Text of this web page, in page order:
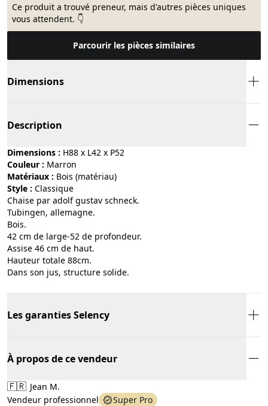
Ce produit a trouvé preneur, mais d'autres pièces uniques
vous attendent. 👇
Parcourir les pièces similaires
Dimensions
Description
Dimensions : H88 x L42 x P52
Couleur :
marron
Matériaux :
bois (matériau)
Style :
classique
Chaise par adolf gustav schneck.
Tubingen, allemagne.
Bois.
42 cm de large-52 de profondeur.
Assise 46 cm de haut.
Hauteur totale 88cm.
Dans son jus, structure solide.
Les garanties Selency
À propos de ce vendeur
🇫🇷 Jean M.
Vendeur professionnel
Super Pro